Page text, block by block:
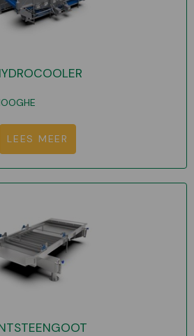
LEES MEER